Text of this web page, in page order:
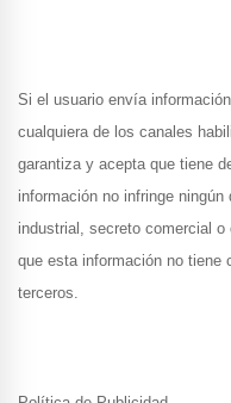
Si el usuario envía
cualquiera de los canales
garantiza y acepta que tiene
información no infringe ningún
industrial, secreto comercial
que esta información no tiene
terceros.